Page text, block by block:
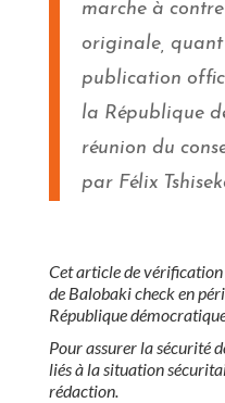
marche à
originale, quant
publication
la République
réunion du
par Félix
Cet article de vérification
de Balobaki check en
République
Pour assurer la sécurité
liés à la situation
rédaction.